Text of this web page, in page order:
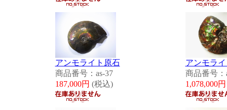
アンモライト原石
商品番号：as-37
187,000円 (税込)
アンモラ
商品番号：
1,078,000